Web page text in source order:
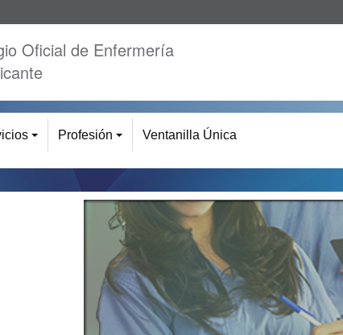
Oficial de Enfermería
Profesión Ventanilla Única